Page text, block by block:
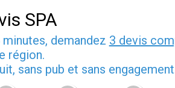
SPA
minutes, demandez 3 devis
région.
sans pub et sans